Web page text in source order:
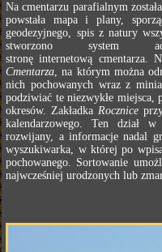
Na cmentarzu parafialnym
powstała mapa i plany,
geodezyjnego, spis z natury
stworzono system
stronę internetową cmentarza.
Cmentarza, na którym można
nich pochowanych wraz z
podziwiać te niezwykłe miejsca,
okresów. Zakładka Rocznice
kalendarzowego. Ten dział
rozwijany, a informacje nadal
wyszukiwarka, w której po
pochowanego. Sortowanie
najwcześniej urodzonych lub